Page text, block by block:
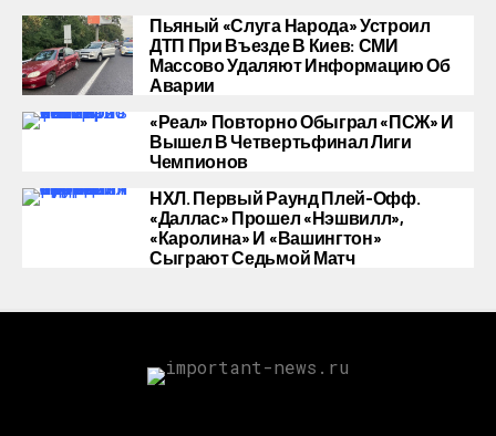
Пьяный «слуга Народа» Устроил
ДТП При Въезде В Киев: СМИ
Массово Удаляют Информацию Об
Аварии
«Реал» Повторно Обыграл «ПСЖ» И
Вышел В Четвертьфинал Лиги
Чемпионов
НХЛ. Первый Раунд Плей-Офф.
«Даллас» Прошел «Нэшвилл»,
«Каролина» И «Вашингтон»
Сыграют Седьмой Матч